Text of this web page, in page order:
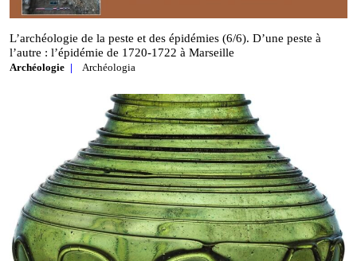
L’archéologie de la peste et des épidémies (6/6). D’une peste à
l’autre : l’épidémie de 1720‑1722 à Marseille
Archéologie Archéologia